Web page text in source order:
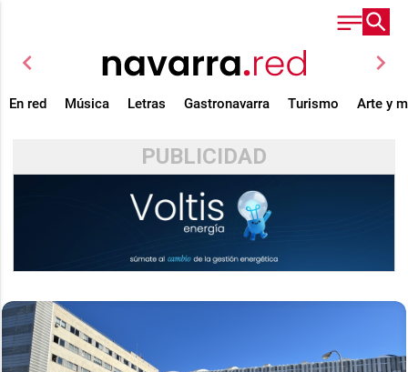
chevron_left chevron_right
En red Música Letras Gastronavarra Turismo Arte y
PUBLICIDAD